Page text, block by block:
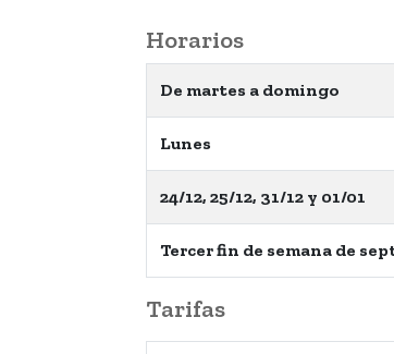
Horarios
De martes a domingo
Lunes
24/12, 25/12, 31/12 y 01/01
Tercer fin de semana de
Tarifas